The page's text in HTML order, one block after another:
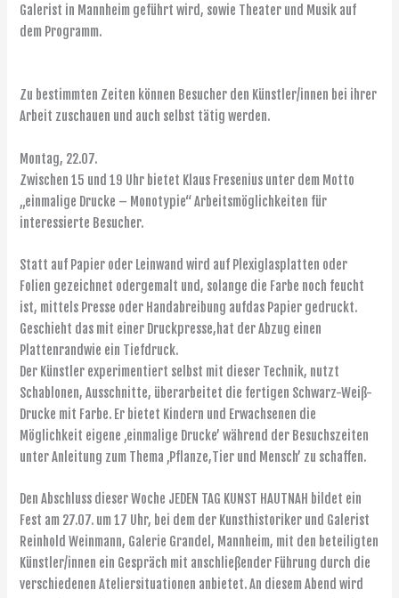
Galerist in Mannheim geführt wird, sowie Theater und Musik auf
dem Programm.
Zu bestimmten Zeiten können Besucher den Künstler/innen bei ihrer
Arbeit zuschauen und auch selbst tätig werden.
Montag, 22.07.
Zwischen 15 und 19 Uhr bietet Klaus Fresenius unter dem Motto
„einmalige Drucke – Monotypie“ Arbeitsmöglichkeiten für
interessierte Besucher.
Statt auf Papier oder Leinwand wird auf Plexiglasplatten oder
Folien gezeichnet odergemalt und, solange die Farbe noch feucht
ist, mittels Presse oder Handabreibung aufdas Papier gedruckt.
Geschieht das mit einer Druckpresse,hat der Abzug einen
Plattenrandwie ein Tiefdruck.
Der Künstler experimentiert selbst mit dieser Technik, nutzt
Schablonen, Ausschnitte, überarbeitet die fertigen Schwarz-Weiß-
Drucke mit Farbe. Er bietet Kindern und Erwachsenen die
Möglichkeit eigene ‚einmalige Drucke’ während der Besuchszeiten
unter Anleitung zum Thema ‚Pflanze,Tier und Mensch’ zu schaffen.
Den Abschluss dieser Woche JEDEN TAG KUNST HAUTNAH bildet ein
Fest am 27.07. um 17 Uhr, bei dem der Kunsthistoriker und Galerist
Reinhold Weinmann, Galerie Grandel, Mannheim, mit den beteiligten
Künstler/innen ein Gespräch mit anschließender Führung durch die
verschiedenen Ateliersituationen anbietet. An diesem Abend wird